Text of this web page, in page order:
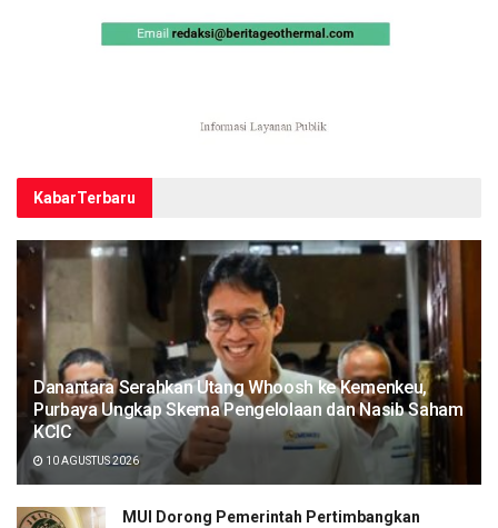
KabarTerbaru
Danantara Serahkan Utang Whoosh ke Kemenkeu,
Purbaya Ungkap Skema Pengelolaan dan Nasib Saham
KCIC
10 AGUSTUS 2026
MUI Dorong Pemerintah Pertimbangkan